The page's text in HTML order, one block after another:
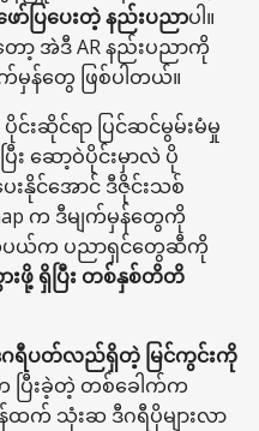
ော်ပြပေးတဲ့ နည်းပညာပါ။
အဲဒီ AR နည်းပညာကို
မှန်တွေ ဖြစ်ပါတယ်။
င်းဆိုင်ရာ ပြင်ဆင်မွမ်းမံမှု
း ဆော့ဝဲပိုင်းမှာလဲ ပို
နိုင်အောင် ဒီဇိုင်းသစ်
က ဒီမျက်မှန်တွေကို
ယ်ပယ်က ပညာရှင်တွေဆီကို
းဖို့ ရှိပြီး တစ်နှစ်တိတိ
ဂရီပတ်လည်ရှိတဲ့ မြင်ကွင်းကို
ပြီးခဲ့တဲ့ တစ်ခေါက်က
ထက် သုံးဆ ဒီဂရီပိုများလာ